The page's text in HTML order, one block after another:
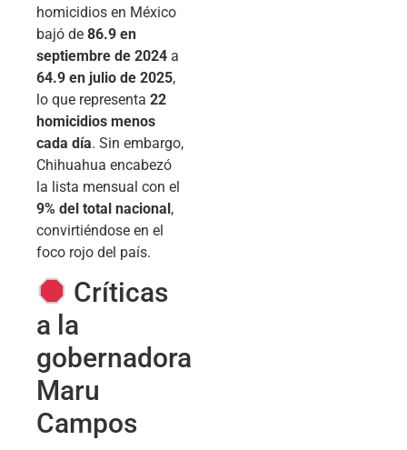
homicidios en México
bajó de 86.9 en
septiembre de 2024 a
64.9 en julio de 2025,
lo que representa 22
homicidios menos
cada día. Sin embargo,
Chihuahua encabezó
la lista mensual con el
9% del total nacional,
convirtiéndose en el
foco rojo del país.
Críticas
a la
gobernadora
Maru
Campos